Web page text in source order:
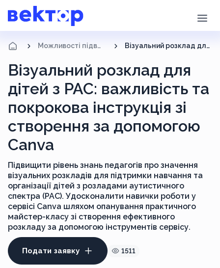
Можливості підвищення кваліфікації Візуальний розклад для дітей з РАС: важливість та покрокова інструкція зі створення за допомогою Canva
Візуальний розклад для
дітей з РАС: важливість та
покрокова інструкція зі
створення за допомогою
Canva
Підвищити рівень знань педагогів про значення
візуальних розкладів для підтримки навчання та
організації дітей з розладами аутистичного
спектра (РАС). Удосконалити навички роботи у
сервісі Canva шляхом опанування практичного
майстер-класу зі створення ефективного
розкладу за допомогою інструментів сервісу.
Подати заявку 1511